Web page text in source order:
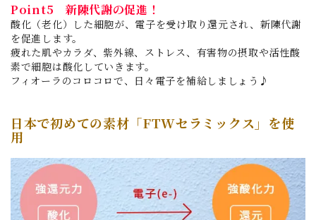
Point5 新陳代謝の促進！
酸化（老化）した細胞が、電子を受け取り還元され、新陳代謝
を促進します。
疲れた肌やカラダ、紫外線、ストレス、有害物の摂取や活性酸
素で細胞は酸化していきます。
フィオーラのコロコロで、日々電子を補給しましょう♪
日本で初めての素材「FTWセラミックス」を使
用